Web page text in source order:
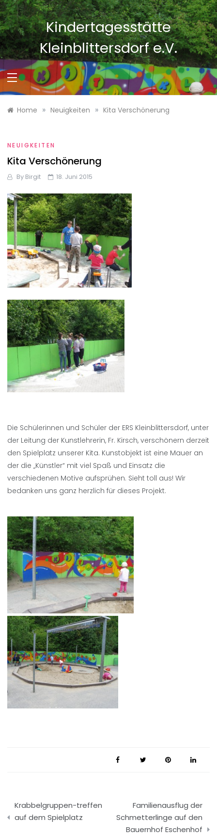
Skip
to
content
Kindertagesstätte
Kleinblittersdorf e.V.
Home » Neuigkeiten » Kita Verschönerung
NEUIGKEITEN
Kita Verschönerung
By Birgit 18. Juni 2015
Die Schülerinnen und Schüler der ERS Kleinblittersdorf, unter
der Leitung der Kunstlehrerin, Fr. Kirsch, verschönern derzeit
den Spielplatz unserer Kita. Kunstobjekt ist eine Mauer an
der die „Künstler“ mit viel Spaß und Einsatz die
verschiedenen Motive aufsprühen. Sieht toll aus! Wir
bedanken uns ganz herzlich für dieses Projekt.
Beitragsnavigation
Krabbelgruppen-treffen
auf dem Spielplatz
Familienausflug der
Schmetterlinge auf den
Bauernhof Eschenhof